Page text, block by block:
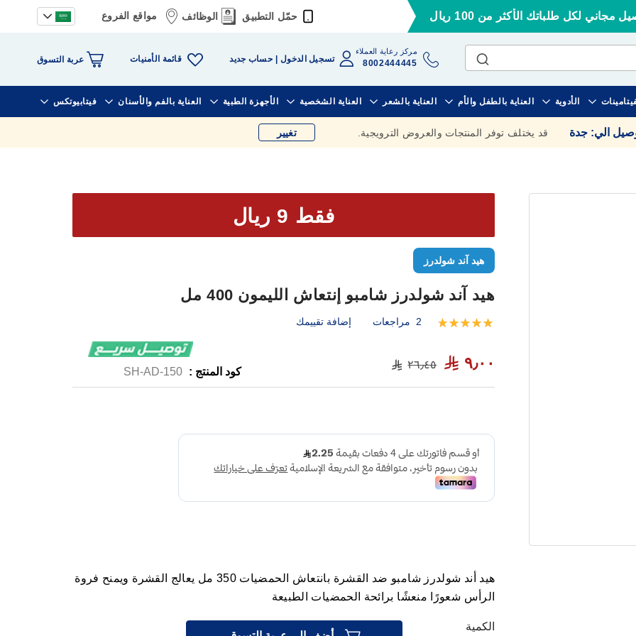
مجاني لكل طلباتك الأكثر من 100 ريال حمّل التطبيق الوظائف مواقع الفروع
مركز رعاية العملاء
8002444445 تسجيل الدخول حساب جديد قائمة الأمنيات عربة التسوق
الأدوية العناية بالطفل والأم العناية بالشعر العناية الشخصية الأجهزة الطبية العناية بالفم والأسنان فيتابيوتكس
الي: جدة قد يختلف توفر المنتجات والعروض الترويجية. تغيير
فقط 9 ريال
هيد آند شولدرز
هيد آند شولدرز شامبو إنتعاش الليمون 400 مل
تقييم:
2 مراجعات إضافة تقييمك
٩٫٠٠ ٢٦٫٤٥
كود المنتج : SH-AD-150
هيد أند شولدرز شامبو ضد القشرة بانتعاش الحمضيات 350 مل يعالج القشرة ويمنح فروة
الرأس شعورًا منعشًا برائحة الحمضيات الطبيعة
الكمية